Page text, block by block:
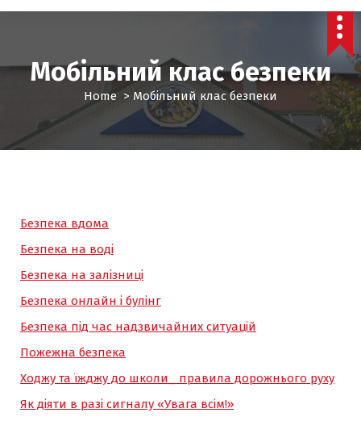
t
Мобільний клас безпеки
Home > Мобільний клас безпеки
Безпека вдома
Безпека на воді
Безпека на залізниці
Безпека онлайн і булінг
Безпека під час надзвичайних ситуацій
Пожежна безпека
Ходжу та їжджу до школи_ правила дорожнього руху
Як діяти в разі сигналу «Увага всім!»